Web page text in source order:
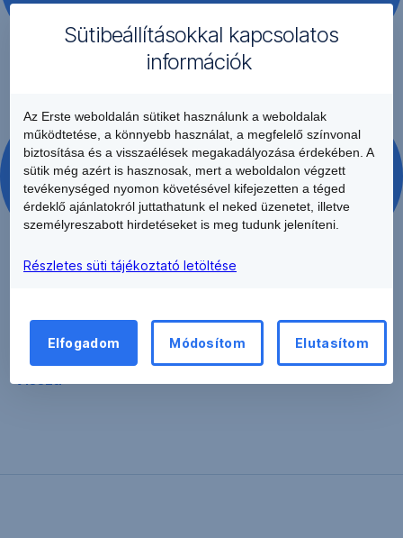
EXIM 2029/1 SR2 Ismertető és Nyilvános
ajánlattétel letöltése
Vissza
Sütibeállításokkal kapcsolatos
információk
Az Erste weboldalán sütiket használunk a weboldalak
működtetése, a könnyebb használat, a megfelelő színvonal
biztosítása és a visszaélések megakadályozása érdekében. A
sütik még azért is hasznosak, mert a weboldalon végzett
tevékenységed nyomon követésével kifejezetten a téged
érdeklő ajánlatokról juttathatunk el neked üzenetet, illetve
személyreszabott hirdetéseket is meg tudunk jeleníteni.
Részletes süti tájékoztató letöltése
Elfogadom Módosítom Elutasítom